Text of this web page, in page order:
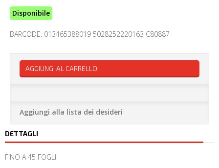
Disponibile
BARCODE: 013465388019 5028252220163 C80887
AGGIUNGI AL CARRELLO
Aggiungi alla lista dei desideri
DETTAGLI
FINO A 45 FOGLI